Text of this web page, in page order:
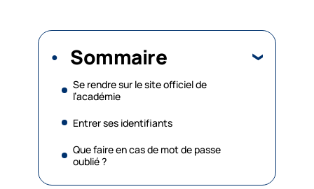
Sommaire
Se rendre sur le site officiel de
l’académie
Entrer ses identifiants
Que faire en cas de mot de passe
oublié ?